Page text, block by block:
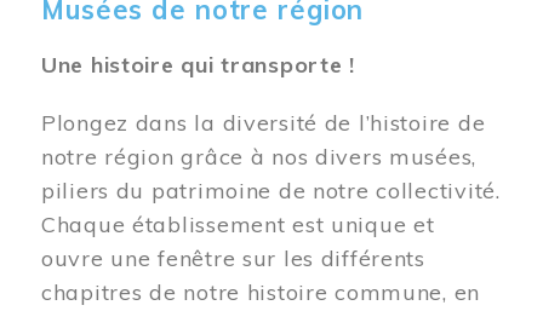
Musées de notre région
Une histoire qui transporte !
Plongez dans la diversité de l’histoire de
notre région grâce à nos divers musées,
piliers du patrimoine de notre collectivité.
Chaque établissement est unique et
ouvre une fenêtre sur les différents
chapitres de notre histoire commune, en